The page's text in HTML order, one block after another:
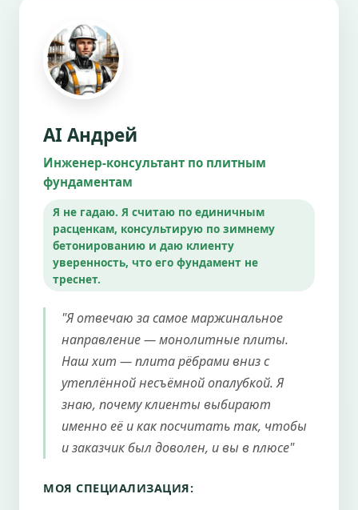
AI Андрей
Инженер-консультант по плитным
фундаментам
Я не гадаю. Я считаю по единичным
расценкам, консультирую по зимнему
бетонированию и даю клиенту
уверенность, что его фундамент не
треснет.
"Я отвечаю за самое маржинальное
направление — монолитные плиты.
Наш хит — плита рёбрами вниз с
утеплённой несъёмной опалубкой. Я
знаю, почему клиенты выбирают
именно её и как посчитать так, чтобы
и заказчик был доволен, и вы в плюсе"
МОЯ СПЕЦИАЛИЗАЦИЯ: